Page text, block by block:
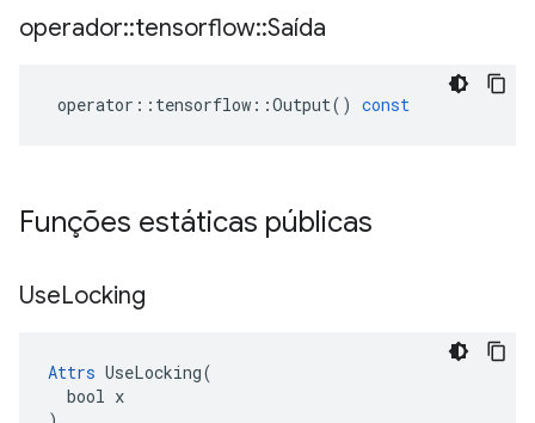
operador::tensorflow::Saída
operator :: tensorflow ::Output() const
Funções estáticas públicas
UseLocking
Attrs UseLocking(
  bool x